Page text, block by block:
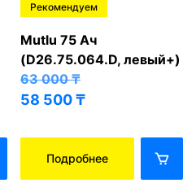
Рекомендуем
Mutlu 75 Ач
(D26.75.064.D, левый+)
63 000₸
58 500₸
Подробнее